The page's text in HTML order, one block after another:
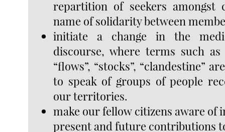
repartition of seekers amongst
name of solidarity between
initiate a change in the
discourse, where terms such as
“flows”, “stocks”, “clandestine”
to speak of groups of people
our territories.
make our fellow citizens aware of
present and future contributions